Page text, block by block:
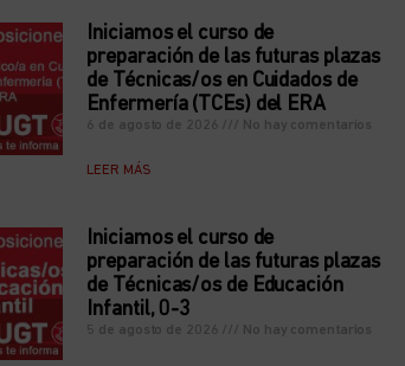
Iniciamos el curso de
preparación de las futuras plazas
de Técnicas/os en Cuidados de
Enfermería (TCEs) del ERA
6 de agosto de 2026 No hay comentarios
LEER MÁS
Iniciamos el curso de
preparación de las futuras plazas
de Técnicas/os de Educación
Infantil, 0-3
5 de agosto de 2026 No hay comentarios